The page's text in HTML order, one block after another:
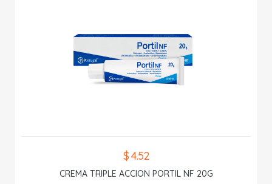
$ 4.52
CREMA TRIPLE ACCION PORTIL NF 20G